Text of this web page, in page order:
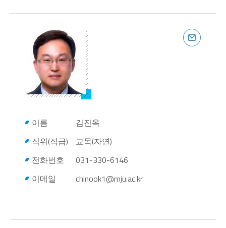
이름
김진옥
직위(직급)
교목(자연)
전화번호
031-330-6146
이메일
chinook1@mju.ac.kr